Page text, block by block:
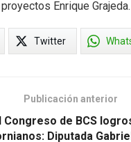
Enrique Grajeda.
Twitter
Publicación anterior
Congreso de BCS
Diputada